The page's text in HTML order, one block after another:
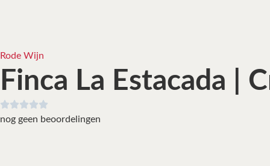
Rode Wijn
Finca La Estacada |
nog geen beoordelingen